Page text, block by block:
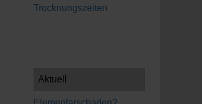
Trocknungszeiten
Aktuell